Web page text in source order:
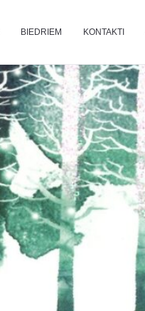
BIEDRIEM KONTAKTI